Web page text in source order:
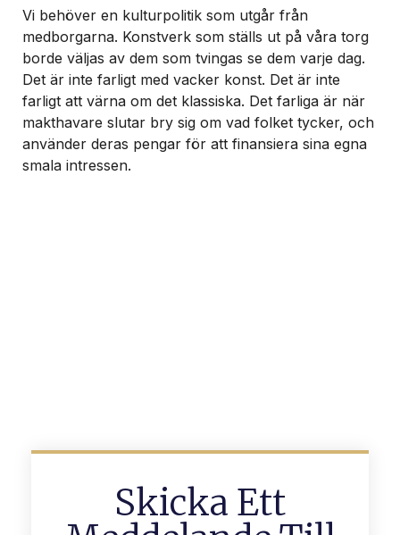
Vi behöver en kulturpolitik som utgår från
medborgarna. Konstverk som ställs ut på våra torg
borde väljas av dem som tvingas se dem varje dag.
Det är inte farligt med vacker konst. Det är inte
farligt att värna om det klassiska. Det farliga är när
makthavare slutar bry sig om vad folket tycker, och
använder deras pengar för att finansiera sina egna
smala intressen.
Skicka Ett